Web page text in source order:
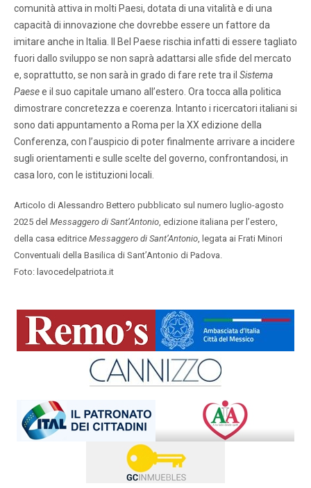
comunità attiva in molti Paesi, dotata di una vitalità e di una
capacità di innovazione che dovrebbe essere un fattore da
imitare anche in Italia. Il Bel Paese rischia infatti di essere tagliato
fuori dallo sviluppo se non saprà adattarsi alle sfide del mercato
e, soprattutto, se non sarà in grado di fare rete tra il Sistema
Paesee il suo capitale umano all’estero. Ora tocca alla politica
dimostrare concretezza e coerenza. Intanto i ricercatori italiani si
sono dati appuntamento a Roma per la XX edizione della
Conferenza, con l’auspicio di poter finalmente arrivare a incidere
sugli orientamenti e sulle scelte del governo, confrontandosi, in
casa loro, con le istituzioni locali.
Articolo di Alessandro Bettero pubblicato sul numero luglio-agosto
2025 del Messaggero di Sant’Antonio , edizione italiana per l’estero,
della casa editrice Messaggero di Sant’Antonio , legata ai Frati Minori
Conventuali della Basilica di Sant’Antonio di Padova.
Foto: lavocedelpatriota.it